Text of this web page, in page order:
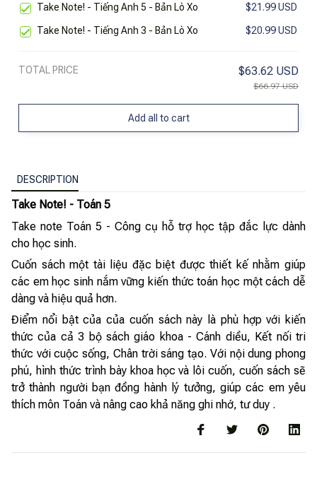
Take Note! - Tiếng Anh 5 - Bản Lò Xo $21.99 USD
Take Note! - Tiếng Anh 3 - Bản Lò Xo $20.99 USD
TOTAL PRICE $63.62 USD
$66.97 USD
Add all to cart
DESCRIPTION
Take Note! - Toán 5
Take note Toán 5 - Công cụ hỗ trợ học tập đắc lực dành
cho học sinh.
Cuốn sách một tài liệu đặc biệt được thiết kế nhằm giúp
các em học sinh nắm vững kiến thức toán học một cách dễ
dàng và hiệu quả hơn.
Điểm nổi bật của của cuốn sách này là phù hợp với kiến
thức của cả 3 bộ sách giáo khoa - Cánh diều, Kết nối tri
thức với cuộc sống, Chân trời sáng tạo. Với nội dung phong
phú, hình thức trình bày khoa học và lôi cuốn, cuốn sách sẽ
trở thành người bạn đồng hành lý tưởng, giúp các em yêu
thích môn Toán và nâng cao khả năng ghi nhớ, tư duy .